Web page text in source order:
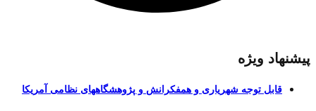
پیشنهاد ویژه
قابل توجه شهریاری و همفکرانش و پژوهشگاههای نظامی آمریکا